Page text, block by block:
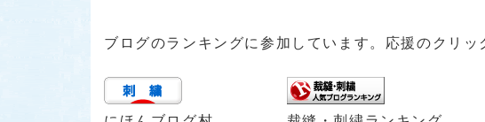
ブログのランキングに参加しています。応援のクリ